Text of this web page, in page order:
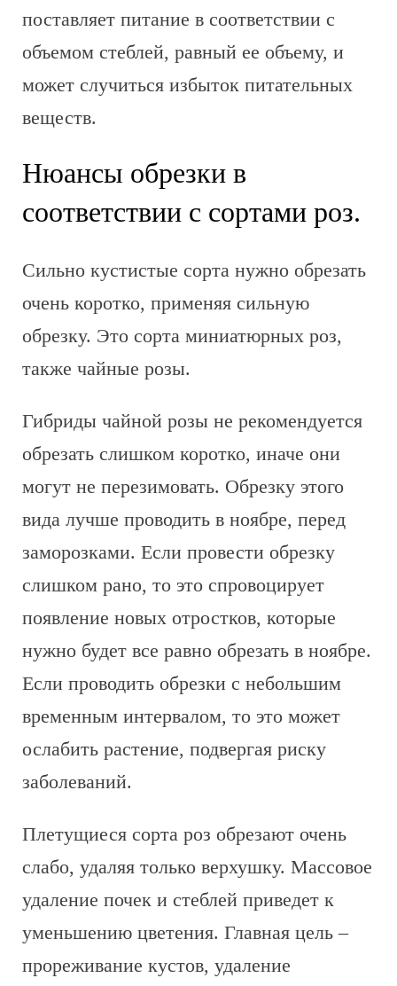
поставляет питание в соответствии с
объемом стеблей, равный ее объему, и
может случиться избыток питательных
веществ.
Нюансы обрезки в
соответствии с сортами роз.
Сильно кустистые сорта нужно обрезать
очень коротко, применяя сильную
обрезку. Это сорта миниатюрных роз,
также чайные розы.
Гибриды чайной розы не рекомендуется
обрезать слишком коротко, иначе они
могут не перезимовать. Обрезку этого
вида лучше проводить в ноябре, перед
заморозками. Если провести обрезку
слишком рано, то это спровоцирует
появление новых отростков, которые
нужно будет все равно обрезать в ноябре.
Если проводить обрезки с небольшим
временным интервалом, то это может
ослабить растение, подвергая риску
заболеваний.
Плетущиеся сорта роз обрезают очень
слабо, удаляя только верхушку. Массовое
удаление почек и стеблей приведет к
уменьшению цветения. Главная цель –
прореживание кустов, удаление